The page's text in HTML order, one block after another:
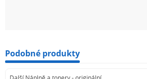
Podobné produkty